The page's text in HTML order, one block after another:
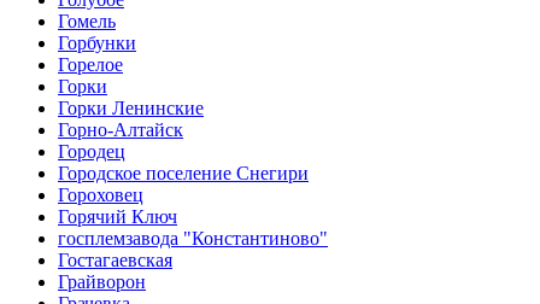
Гомель
Горбунки
Горелое
Горки
Горки Ленинские
Горно-Алтайск
Городец
Городское поселение Снегири
Гороховец
Горячий Ключ
госплемзавода "Константиново"
Гостагаевская
Грайворон